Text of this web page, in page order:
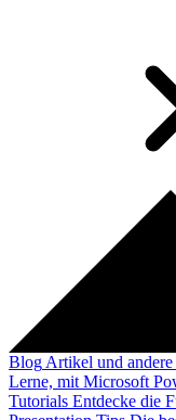
Blog Artikel und andere
Lerne, mit Microsoft
Tutorials Entdecke die